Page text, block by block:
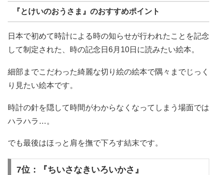
『とけいのおうさま』のおすすめポイント
日本で初めて時計による時の知らせが行われたことを記念
して制定された、時の記念日6月10日に読みたい絵本。
細部までこだわった綺麗な切り絵の絵本で隅々までじっく
り見たい絵本です。
時計の針を隠して時間がわからなくなってしまう場面では
ハラハラ…。
でも最後はほっと肩を撫で下ろす結末です。
7位：『ちいさなきいろいかさ』